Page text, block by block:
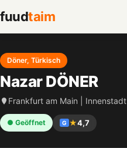
fuudtaim
Döner, Türkisch
Nazar DÖNER
Frankfurt am Main | Innenstadt
● Geöffnet G ★4,7